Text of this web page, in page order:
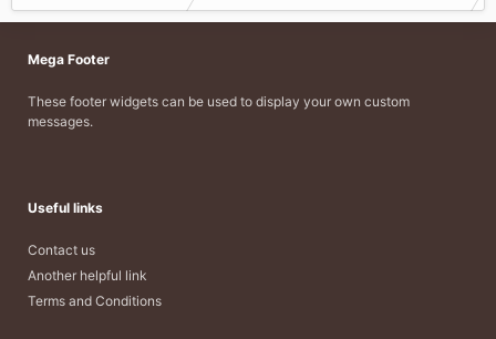
Mega Footer
These footer widgets can be used to display your own custom
messages.
Useful links
Contact us
Another helpful link
Terms and Conditions